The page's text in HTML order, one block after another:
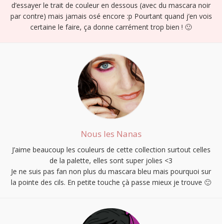
d’essayer le trait de couleur en dessous (avec du mascara noir
par contre) mais jamais osé encore :p Pourtant quand j’en vois
certaine le faire, ça donne carrément trop bien ! 🙂
Nous les Nanas
J’aime beaucoup les couleurs de cette collection surtout celles
de la palette, elles sont super jolies <3
Je ne suis pas fan non plus du mascara bleu mais pourquoi sur
la pointe des cils. En petite touche çà passe mieux je trouve 🙂